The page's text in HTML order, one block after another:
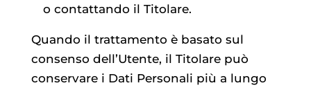
o contattando il Titolare.
Quando il trattamento è basato sul
consenso dell’Utente, il Titolare può
conservare i Dati Personali più a lungo